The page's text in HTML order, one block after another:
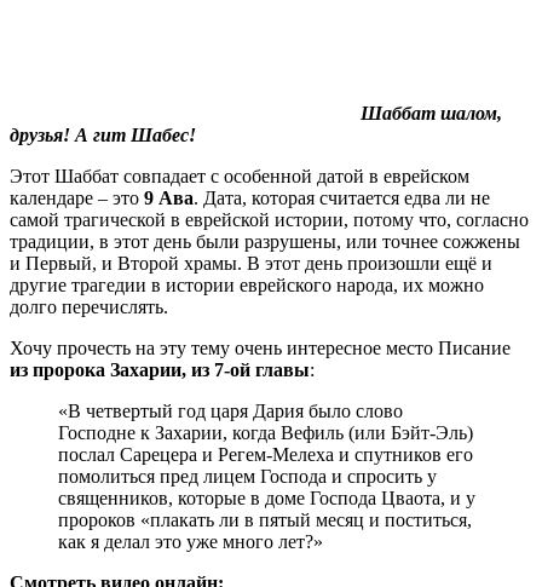
Шаббат шалом,
друзья! А гит Шабес!
Этот Шаббат совпадает с особенной датой в еврейском
календаре – это 9 Ава. Дата, которая считается едва ли не
самой трагической в еврейской истории, потому что, согласно
традиции, в этот день были разрушены, или точнее сожжены
и Первый, и Второй храмы. В этот день произошли ещë и
другие трагедии в истории еврейского народа, их можно
долго перечислять.
Хочу прочесть на эту тему очень интересное место Писание
из пророка Захарии, из 7-ой главы:
«В четвертый год царя Дария было слово
Господне к Захарии, когда Вефиль (или Бэйт-Эль)
послал Сарецера и Регем-Мелеха и спутников его
помолиться пред лицем Господа и спросить у
священников, которые в доме Господа Цваота, и у
пророков «плакать ли в пятый месяц и поститься,
как я делал это уже много лет?»
Смотреть видео онлайн: